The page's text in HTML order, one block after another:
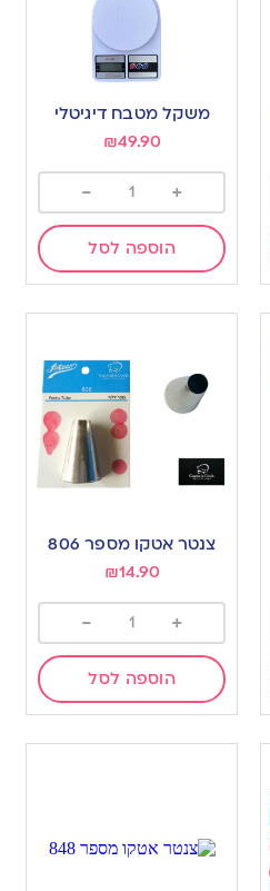
משקל מטבח דיגיטלי
₪49.90
+
-
הוספה לסל
צנטר אטקו מספר 806
₪14.90
+
-
הוספה לסל